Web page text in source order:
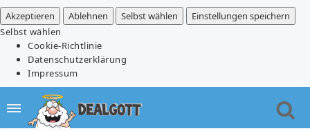
Akzeptieren
Ablehnen Selbst wählen
Einstellungen speichern
Selbst wählen
Cookie-Richtlinie
Datenschutzerklärung
Impressum